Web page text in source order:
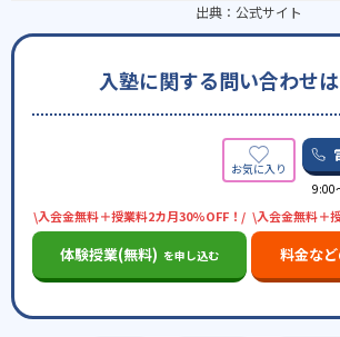
出典： 公式サイト
入塾に関する問い合わせ
9:00
\入会金無料＋授業料2カ月30%OFF！/
体験授業(無料) を申し込む
\入会金無料＋
料金な